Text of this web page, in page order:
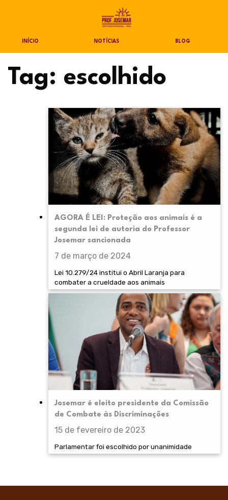
INÍCIO NOTÍCIAS BLOG
Tag: escolhido
AGORA É LEI: Proteção aos animais é a
segunda lei de autoria do Professor
Josemar sancionada
7 de março de 2024
Lei 10.279/24 institui o Abril Laranja para
combater a crueldade aos animais
Josemar é eleito presidente da Comissão
de Combate às Discriminações
15 de fevereiro de 2023
Parlamentar foi escolhido por unanimidade